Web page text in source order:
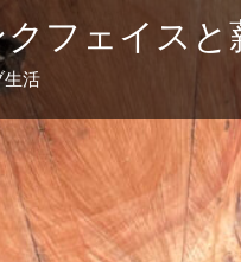
フェイスと
生活